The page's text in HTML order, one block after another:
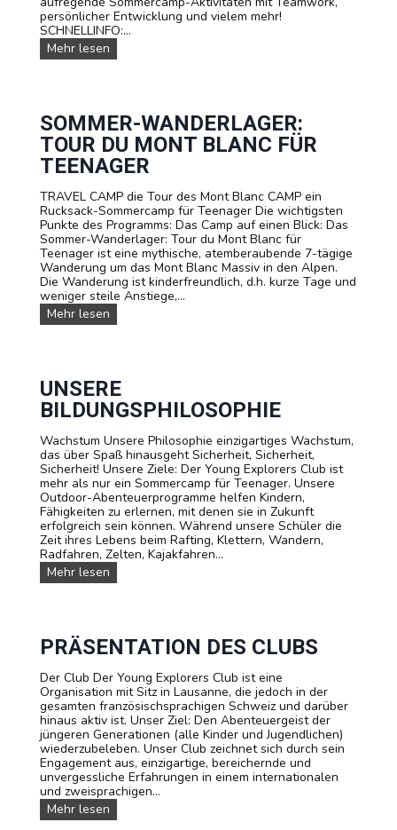
m
i
e
a
m
persönlicher Entwicklung und vielem mehr!
SCHNELLINFO:...
Mehr lesen
n
e
S
o
m
m
e
r
c
a
m
p
s
u
n
ü
g
SOMMER-WANDERLAGER:
TOUR DU MONT BLANC FÜR
TEENAGER
TRAVEL CAMP die Tour des Mont Blanc CAMP ein
Rucksack-Sommercamp für Teenager Die wichtigsten
Punkte des Programms: Das Camp auf einen Blick: Das
Sommer-Wanderlager: Tour du Mont Blanc für
Teenager ist eine mythische, atemberaubende 7-tägige
Wanderung um das Mont Blanc Massiv in den Alpen.
Die Wanderung ist kinderfreundlich, d.h. kurze Tage und
weniger steile Anstiege,...
Mehr lesen
o
r
-
W
n
d
e
r
l
a
g
e
r
T
d
u
o
n
t
B
l
a
n
c
f
r
UNSERE
BILDUNGSPHILOSOPHIE
Wachstum Unsere Philosophie einzigartiges Wachstum,
das über Spaß hinausgeht Sicherheit, Sicherheit,
Sicherheit! Unsere Ziele: Der Young Explorers Club ist
mehr als nur ein Sommercamp für Teenager. Unsere
Outdoor-Abenteuerprogramme helfen Kindern,
Fähigkeiten zu erlernen, mit denen sie in Zukunft
erfolgreich sein können. Während unsere Schüler die
Zeit ihres Lebens beim Rafting, Klettern, Wandern,
Radfahren, Zelten, Kajakfahren...
Mehr lesen
n
e
B
l
d
u
n
g
s
p
h
i
PRÄSENTATION DES CLUBS
Der Club Der Young Explorers Club ist eine
Organisation mit Sitz in Lausanne, die jedoch in der
gesamten französischsprachigen Schweiz und darüber
hinaus aktiv ist. Unser Ziel: Den Abenteuergeist der
jüngeren Generationen (alle Kinder und Jugendlichen)
wiederzubeleben. Unser Club zeichnet sich durch sein
Engagement aus, einzigartige, bereichernde und
unvergessliche Erfahrungen in einem internationalen
und zweisprachigen...
Mehr lesen
r